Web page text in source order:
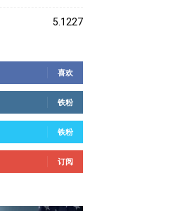
5.1227
喜欢
铁粉
铁粉
订阅